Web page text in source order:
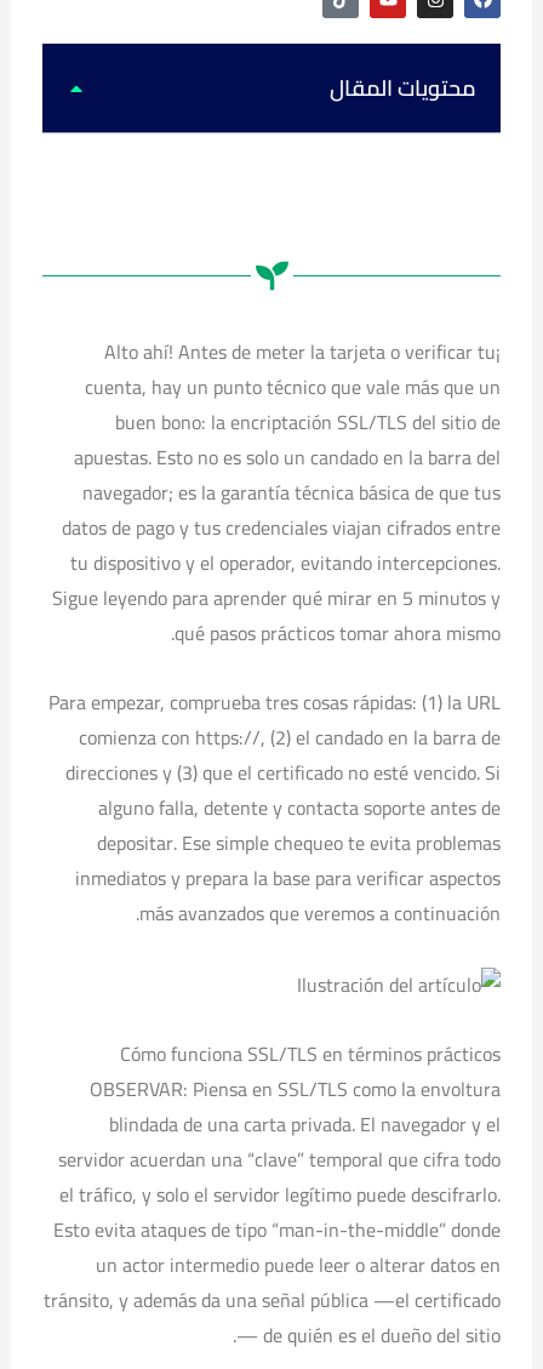
i
k
t
k
o
u
t
b
e
n
s
t
g
r
m
a
c
e
o
oمحتويات المقال
¡Alto ahí! Antes de meter la tarjeta o verificar tu
cuenta, hay un punto técnico que vale más que un
buen bono: la encriptación SSL/TLS del sitio de
apuestas. Esto no es solo un candado en la barra del
navegador; es la garantía técnica básica de que tus
datos de pago y tus credenciales viajan cifrados entre
tu dispositivo y el operador, evitando intercepciones.
Sigue leyendo para aprender qué mirar en 5 minutos y
qué pasos prácticos tomar ahora mismo.
Para empezar, comprueba tres cosas rápidas: (1) la URL
comienza con https://, (2) el candado en la barra de
direcciones y (3) que el certificado no esté vencido. Si
alguno falla, detente y contacta soporte antes de
depositar. Ese simple chequeo te evita problemas
inmediatos y prepara la base para verificar aspectos
más avanzados que veremos a continuación.
Cómo funciona SSL/TLS en términos prácticos
OBSERVAR: Piensa en SSL/TLS como la envoltura
blindada de una carta privada. El navegador y el
servidor acuerdan una “clave” temporal que cifra todo
el tráfico, y solo el servidor legítimo puede descifrarlo.
Esto evita ataques de tipo “man-in-the-middle” donde
un actor intermedio puede leer o alterar datos en
tránsito, y además da una señal pública —el certificado
— de quién es el dueño del sitio.